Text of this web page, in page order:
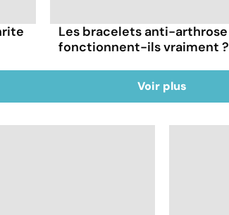
Les bracelets anti-arthrose
fonctionnent-ils vraiment ?
Voir plus